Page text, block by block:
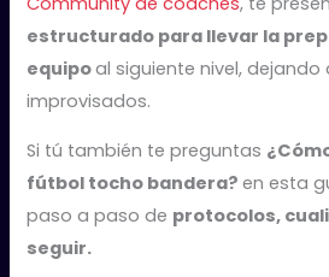
estructurado para llevar la
equipoal siguiente nivel,
improvisados.
Si tú también te preguntas
fútbol tocho bandera?en esta
paso a paso de protocolos,
seguir.